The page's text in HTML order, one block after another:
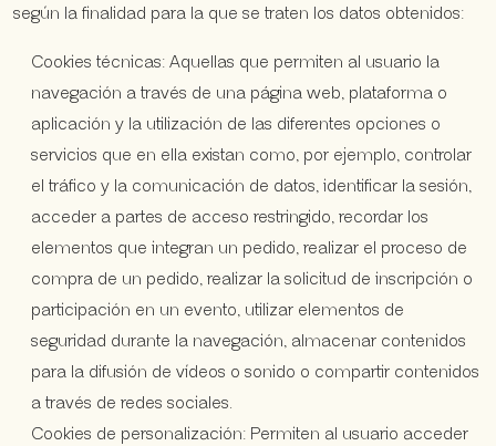
según la finalidad para la que se traten los datos obtenidos:
Cookies técnicas: Aquellas que permiten al usuario la
navegación a través de una página web, plataforma o
aplicación y la utilización de las diferentes opciones o
servicios que en ella existan como, por ejemplo, controlar
el tráfico y la comunicación de datos, identificar la sesión,
acceder a partes de acceso restringido, recordar los
elementos que integran un pedido, realizar el proceso de
compra de un pedido, realizar la solicitud de inscripción o
participación en un evento, utilizar elementos de
seguridad durante la navegación, almacenar contenidos
para la difusión de vídeos o sonido o compartir contenidos
a través de redes sociales.
Cookies de personalización: Permiten al usuario acceder